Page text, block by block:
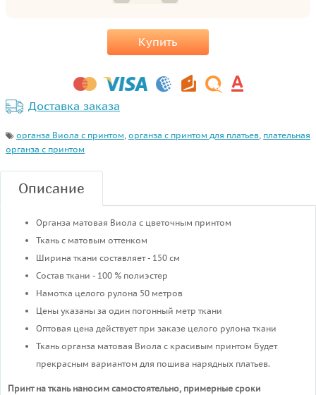
Купить
Доставка заказа
органза Виола с принтом, органза с принтом для платьев, плательная
органза с принтом
Описание
Органза матовая Виола с цветочным принтом
Ткань с матовым оттенком
Ширина ткани составляет - 150 см
Состав ткани - 100 % полиэстер
Намотка целого рулона 50 метров
Цены указаны за один погонный метр ткани
Оптовая цена действует при заказе целого рулона ткани
Ткань органза матовая Виола с красивым принтом будет
прекрасным вариантом для пошива нарядных платьев.
Принт на ткань наносим самостоятельно, примерные сроки